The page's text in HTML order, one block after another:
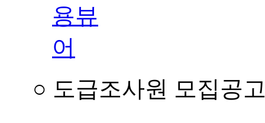
○ 도급조사원 모집공